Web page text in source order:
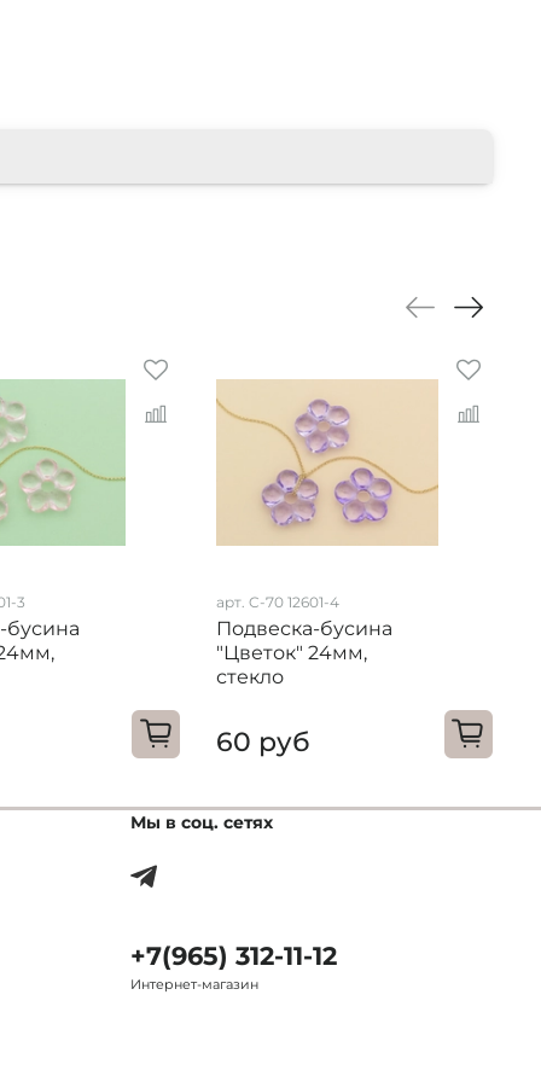
3
бусина
арт. C-70 12601-4
Подвеска-бусина
"Цветок" 24мм,
стекло
60 руб
Мы в соц. сетях
+7(965) 312-11-12
Интернет-магазин